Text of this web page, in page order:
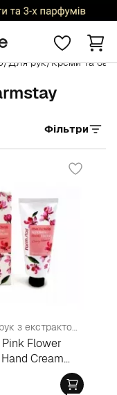
/Для рук/Креми та
Фільтри
Крем для рук з екстрактом квітів вишні
Flower
Cream